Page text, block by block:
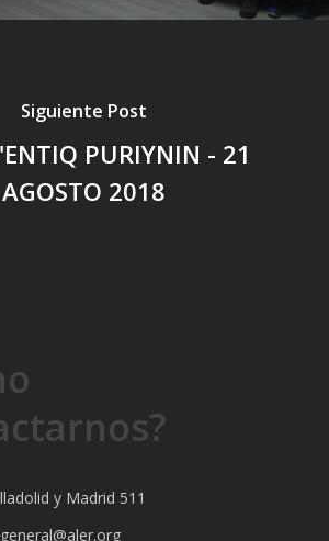
Siguiente Post
PURIYNIN - 21
AGOSTO 2018
y Madrid 511